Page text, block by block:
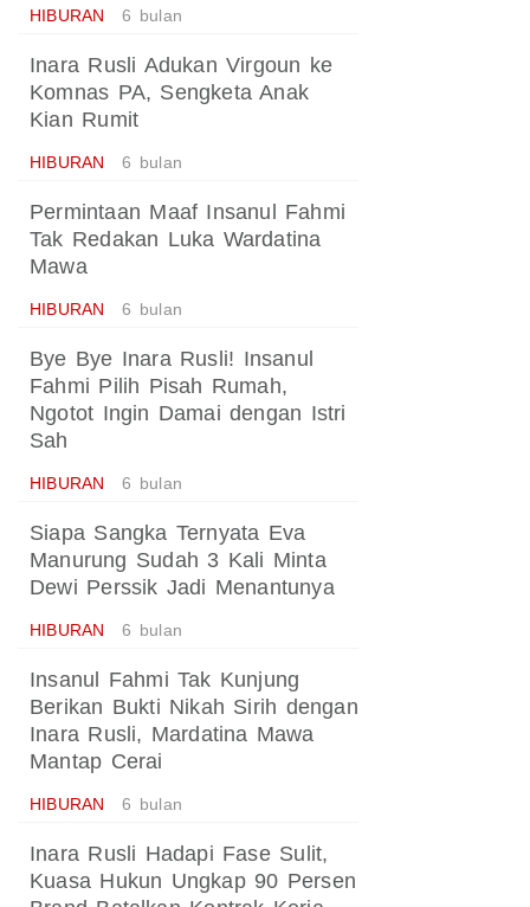
HIBURAN 6 bulan
Inara Rusli Adukan Virgoun ke
Komnas PA, Sengketa Anak
Kian Rumit
HIBURAN 6 bulan
Permintaan Maaf Insanul Fahmi
Tak Redakan Luka Wardatina
Mawa
HIBURAN 6 bulan
Bye Bye Inara Rusli! Insanul
Fahmi Pilih Pisah Rumah,
Ngotot Ingin Damai dengan Istri
Sah
HIBURAN 6 bulan
Siapa Sangka Ternyata Eva
Manurung Sudah 3 Kali Minta
Dewi Perssik Jadi Menantunya
HIBURAN 6 bulan
Insanul Fahmi Tak Kunjung
Berikan Bukti Nikah Sirih dengan
Inara Rusli, Mardatina Mawa
Mantap Cerai
HIBURAN 6 bulan
Inara Rusli Hadapi Fase Sulit,
Kuasa Hukun Ungkap 90 Persen